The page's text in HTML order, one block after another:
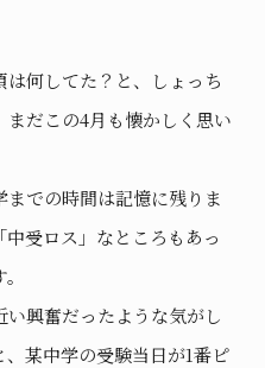
何してた？と、しょっち
だこの4月も懐かしく思い
での時間は記憶に残りま
受ロス」なところもあっ
興奮だったような気がし
某中学の受験当日が1番ピ